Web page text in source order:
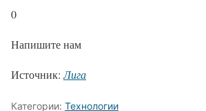
0
Напишите нам
Источник:Лига
Категории: Технологии